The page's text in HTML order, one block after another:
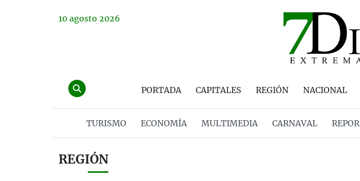
10 agosto 2026
PORTADA CAPITALES REGIÓN NACIONAL
TURISMO ECONOMÍA MULTIMEDIA CARNAVAL REPOR
REGIÓN